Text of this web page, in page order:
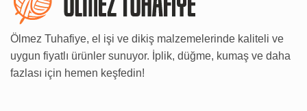
Ölmez Tuhafiye, el işi ve dikiş malzemelerinde kaliteli ve
uygun fiyatlı ürünler sunuyor. İplik, düğme, kumaş ve daha
fazlası için hemen keşfedin!